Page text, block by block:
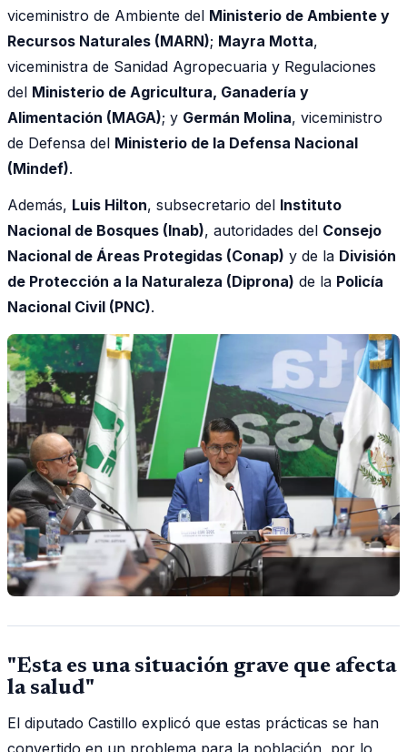
viceministro de Ambiente del Ministerio de Ambiente y
Recursos Naturales (MARN); Mayra Motta,
viceministra de Sanidad Agropecuaria y Regulaciones
del Ministerio de Agricultura, Ganadería y
Alimentación (MAGA); y Germán Molina, viceministro
de Defensa del Ministerio de la Defensa Nacional
(Mindef).
Además, Luis Hilton, subsecretario del Instituto
Nacional de Bosques (Inab), autoridades del Consejo
Nacional de Áreas Protegidas (Conap) y de la División
de Protección a la Naturaleza (Diprona) de la Policía
Nacional Civil (PNC).
"Esta es una situación grave que afecta
la salud"
El diputado Castillo explicó que estas prácticas se han
convertido en un problema para la población, por lo